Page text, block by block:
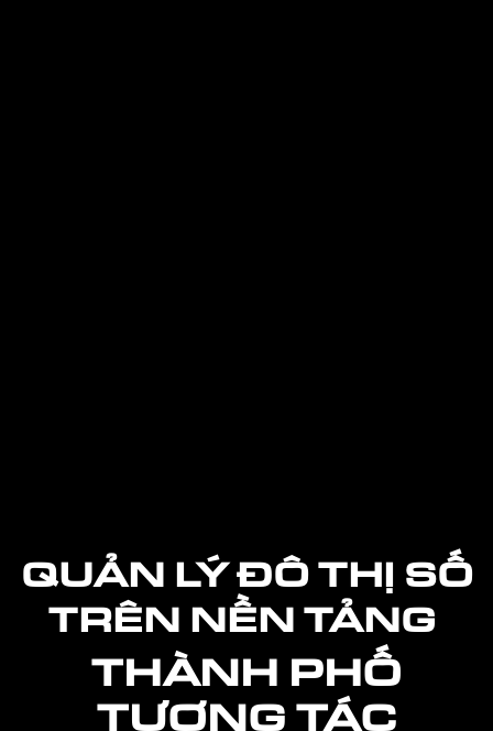
QUẢN LÝ ĐÔ THỊ SỐ
TRÊN NỀN TẢNG
THÀNH PHỐ
TƯƠNG TÁC